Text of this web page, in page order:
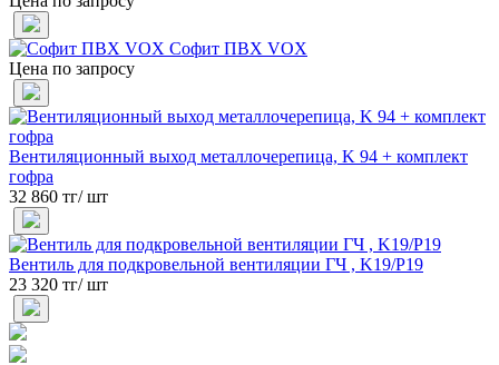
Софит ПВХ VOX
Цена по запросу
Вентиляционный выход металлочерепица, K 94 + комплект
гофра
32 860 тг/ шт
Вентиль для подкровельной вентиляции ГЧ , K19/Р19
23 320 тг/ шт